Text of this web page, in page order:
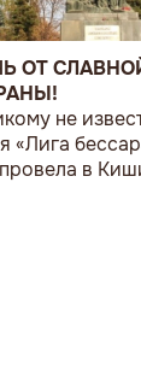
ОТ
не
«Лига
в